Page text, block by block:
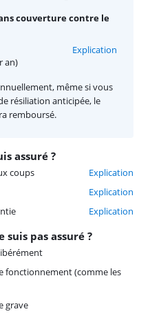
assuré ?
coups
Explication
Explication
Explication
pas assuré ?
fonctionnement (comme les
grave
couverture contre le
an)
Explication
même si vous
résiliation anticipée, le
remboursé.